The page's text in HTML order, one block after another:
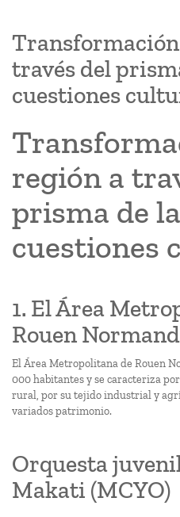
través del
cuestiones
región a
prisma de
cuestiones
1. El Área
Rouen
El Área Metropolitana de Rouen
000 habitantes y se caracteriza
rural, por su tejido industrial y
variados patrimonio.
Orquesta
Makati (MCYO)